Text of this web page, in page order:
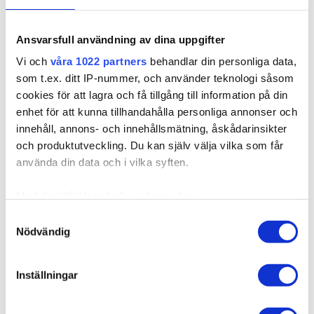
Ansvarsfull användning av dina uppgifter
Vi och våra 1022 partners behandlar din personliga data,
som t.ex. ditt IP-nummer, och använder teknologi såsom
cookies för att lagra och få tillgång till information på din
enhet för att kunna tillhandahålla personliga annonser och
innehåll, annons- och innehållsmätning, åskådarinsikter
och produktutveckling. Du kan själv välja vilka som får
använda din data och i vilka syften.
kan ha en noggrannhet på upp till flera meter
Ta reda på mer om hur dina personliga uppgifter
Nödvändig
Inställningar
8A/10NV Ash Mix 7BN/10B Sandy Brown
Balayage Balayage
1N/12NA Vanilla
Espresso Balayage
1N/4B Dark Mix
Balayage
8A/10NV Ash Mix
Balayage
10BS/12AS Dirty Titanium
Mix
Expressfrakt möjlig
LÄGG I VARUKORGEN